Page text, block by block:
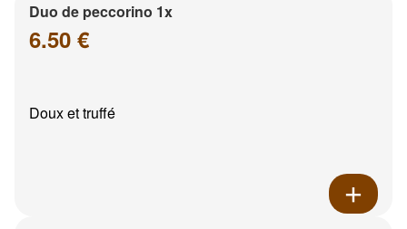
Duo de peccorino 1x
6.50 €
Doux et truffé